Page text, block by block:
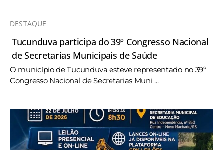
DESTAQUE
Tucunduva participa do 39º Congresso Nacional
de Secretarias Municipais de Saúde
O município de Tucunduva esteve representado no 39º
Congresso Nacional de Secretarias Muni ...